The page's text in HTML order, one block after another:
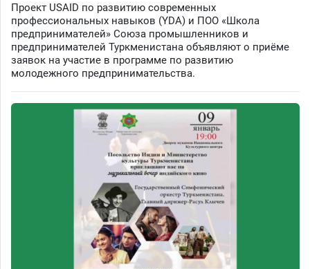
Проект USAID по развитию современных
профессиональных навыков (YDA) и ПОО «Школа
предпринимателей» Союза промышленников и
предпринимателей Туркменистана объявляют о приёме
заявок на участие в программе по развитию
молодежного предпринимательства.